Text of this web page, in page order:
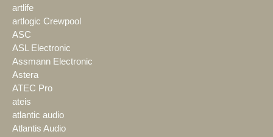
artlife
artlogic Crewpool
ASC
ASL Electronic
Assmann Electronic
Astera
ATEC Pro
ateis
atlantic audio
Atlantis Audio